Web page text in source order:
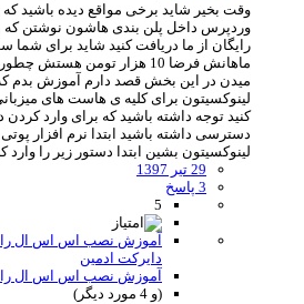
وقت بخیر شاید برخی مواقع دیده باشید که
رایگان از ما دریافت کنید شاید برای شما
میدن در این بخش قصد دارم آموزش بدم که
لینوکسیتون برای کلیه ی هاست های
کنید توجه داشته باشید که برای وارد کردن
دسترسی داشته باشید ابتدا نرم افزار پوتی
لینوکسیتون بشین ابتدا دستور زیر را وارد کنید nano /usr/lo
29 تیر 1397
3 پاسخ
5
آموزش نصب اس اس ال
دایرکت ادمین
آموزش نصب اس اس ال
(و 4 مورد دیگر)